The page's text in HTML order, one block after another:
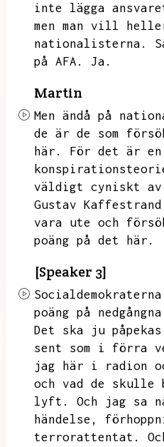
inte lägga
men man vill
nationalisterna.
på AFA.
Ja.
Martin
Men ändå på
de är de som
här.
För det är
väldigt cyniskt av
Gustav
vara ute och
poäng på det här.
[Speaker 3]
poäng på
Det ska ju
sent som i förra
jag här i radion
och vad de skulle
lyft.
Och jag sa
händelse,
terrorattentat.